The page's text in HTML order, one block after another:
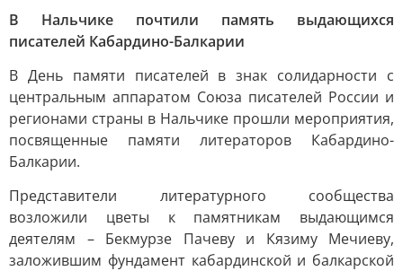
В Нальчике почтили память выдающихся
писателей Кабардино-Балкарии
В День памяти писателей в знак солидарности с
центральным аппаратом Союза писателей России и
регионами страны в Нальчике прошли мероприятия,
посвященные памяти литераторов Кабардино-
Балкарии.
Представители литературного сообщества
возложили цветы к памятникам выдающимся
деятелям – Бекмурзе Пачеву и Кязиму Мечиеву,
заложившим фундамент кабардинской и балкарской